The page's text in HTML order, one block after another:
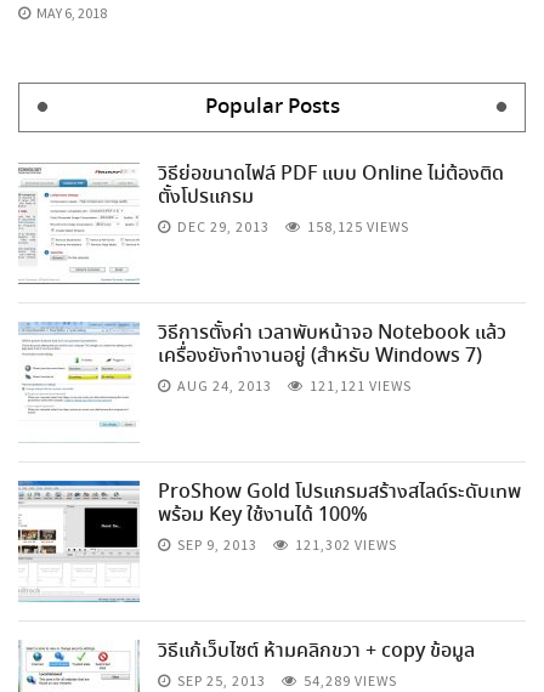
MAY 6, 2018
Popular Posts
วิธีย่อขนาดไฟล์ PDF แบบ Online ไม่ต้องติด
ตั้งโปรแกรม
DEC 29, 2013 158,125 VIEWS
วิธีการตั้งค่า เวลาพับหน้าจอ Notebook แล้ว
เครื่องยังทำงานอยู่ (สำหรับ Windows 7)
AUG 24, 2013 121,121 VIEWS
ProShow Gold โปรแกรมสร้างสไลด์ระดับเทพ
พร้อม Key ใช้งานได้ 100%
SEP 9, 2013 121,302 VIEWS
วิธีแก้เว็บไซต์ ห้ามคลิกขวา + copy ข้อมูล
SEP 25, 2013 54,289 VIEWS